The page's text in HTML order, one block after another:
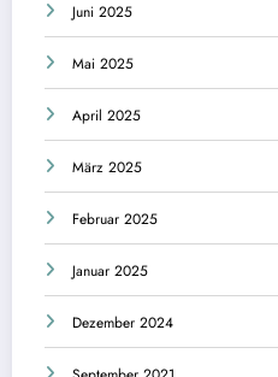
Juni 2025
Mai 2025
April 2025
März 2025
Februar 2025
Januar 2025
Dezember 2024